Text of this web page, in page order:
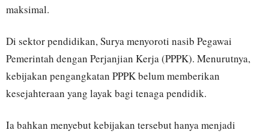
maksimal.
Di sektor pendidikan, Surya menyoroti nasib Pegawai
Pemerintah dengan Perjanjian Kerja (PPPK). Menurutnya,
kebijakan pengangkatan PPPK belum memberikan
kesejahteraan yang layak bagi tenaga pendidik.
Ia bahkan menyebut kebijakan tersebut hanya menjadi